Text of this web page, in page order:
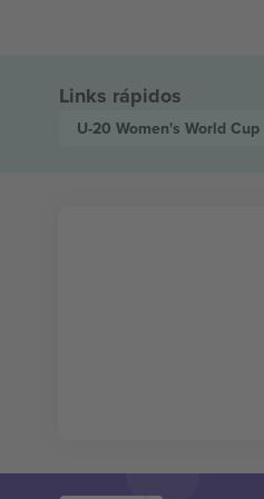
Links rápidos
U-20 Women's World